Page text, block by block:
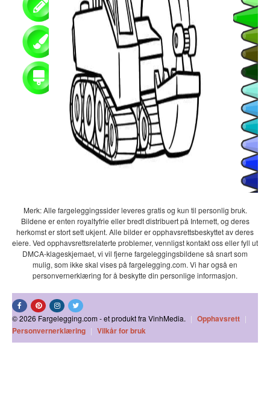
Merk: Alle fargeleggingssider leveres gratis og kun til personlig bruk.
Bildene er enten royaltyfrie eller bredt distribuert på Internett, og deres
herkomst er stort sett ukjent. Alle bilder er opphavsrettsbeskyttet av deres
eiere. Ved opphavsrettsrelaterte problemer, vennligst kontakt oss eller fyll ut
DMCA-klageskjemaet, vi vil fjerne fargeleggingsbildene så snart som
mulig, som ikke skal vises på fargelegging.com. Vi har også en
personvernerklæring for å beskytte din personlige informasjon.
© 2026 Fargelegging.com - et produkt fra VinhMedia. | Opphavsrett |
Personvernerklæring | Vilkår for bruk